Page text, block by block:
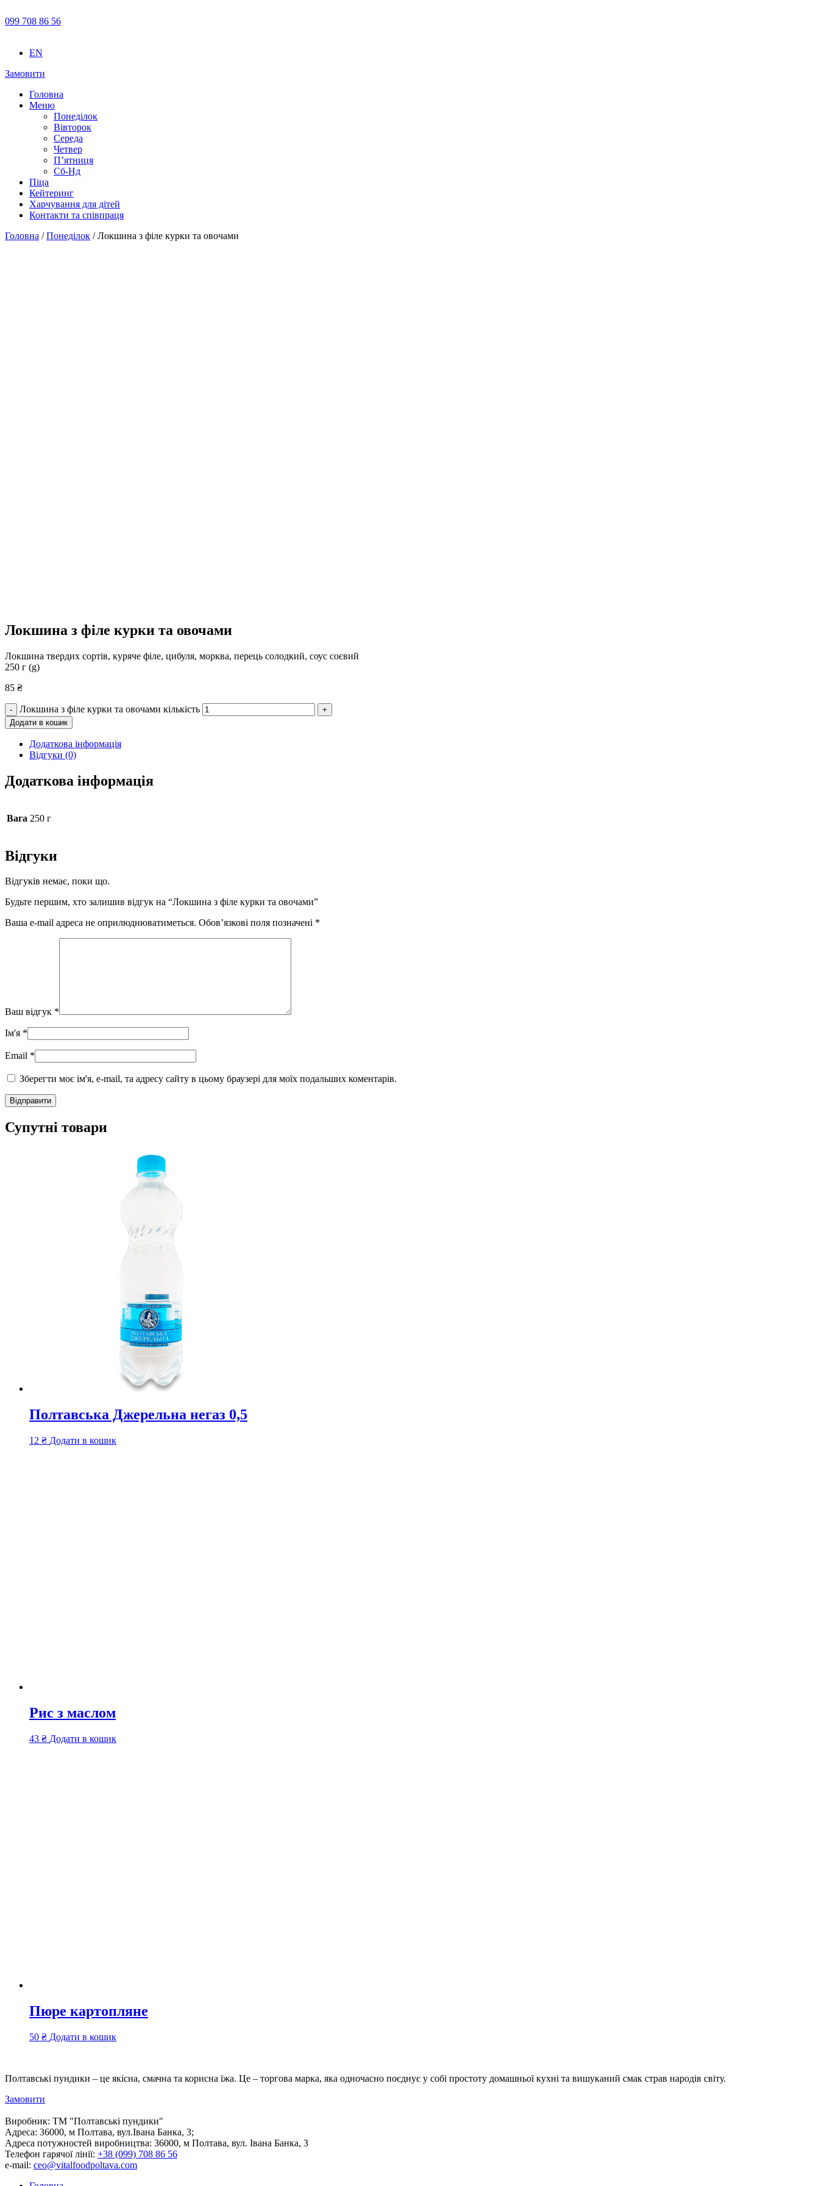
099 708 86 56
EN
Замовити
Головна
Меню
Понеділок
Вівторок
Середа
Четвер
П’ятниця
Сб-Нд
Піца
Кейтеринг
Харчування для дітей
Контакти та співпраця
Головна /Понеділок / Локшина з філе курки та овочами
Локшина з філе курки та овочами
Локшина твердих сортів, куряче філе, цибуля, морква, перець солодкий, соус соєвий
250 г (g)
85 ₴
- Локшина з філе курки та овочами кількість
+
Додати в кошик
Додаткова інформація
Відгуки (0)
Додаткова інформація
Вага 250 г
Відгуки
Відгуків немає, поки що.
Будьте першим, хто залишив відгук на “Локшина з філе курки та овочами”
Ваша e-mail адреса не оприлюднюватиметься. Обов’язкові поля позначені *
Ваш відгук *
Ім'я *
Email *
Зберегти моє ім'я, e-mail, та адресу сайту в цьому браузері для моїх подальших коментарів.
Супутні товари
Полтавська Джерельна негаз 0,5
12 ₴ Додати в кошик
Рис з маслом
43 ₴ Додати в кошик
Пюре картопляне
50 ₴ Додати в кошик
Полтавські пундики – це якісна, смачна та корисна їжа. Це – торгова марка, яка одночасно поєднує у собі простоту домашньої кухні та вишуканий смак страв народів світу.
Замовити
Виробник: ТМ "Полтавські пундики"
Адреса: 36000, м Полтава, вул.Івана Банка, 3;
Адреса потужностей виробництва: 36000, м Полтава, вул. Івана Банка, 3
Телефон гарячої лінії: +38 (099) 708 86 56
e-mail: ceo@vitalfoodpoltava.com